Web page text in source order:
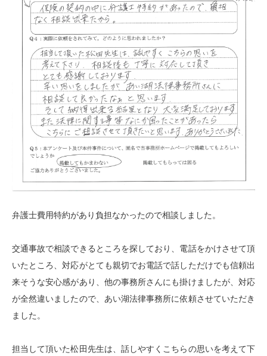
弁護士費用特約があり負担なかったので相談しました。
交通事故で相談できるところを探しており、電話をかけさせて頂
いたところ、対応がとても親切でお電話で話しただけでも信頼出
来そうな安心感があり、他の事務所さんにも掛けましたが、対応
が全然違いましたので、あい湖法律事務所に依頼させていただき
ました。
担当して頂いた松田先生は、話しやすくこちらの思いを考えて下